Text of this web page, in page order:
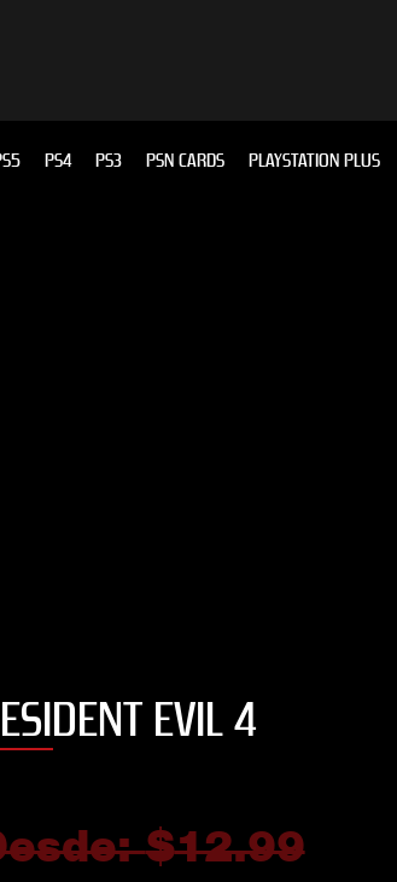
PS4 PS3 PSN CARDS PLAYSTATION PLUS
EVIL 4
$12.99